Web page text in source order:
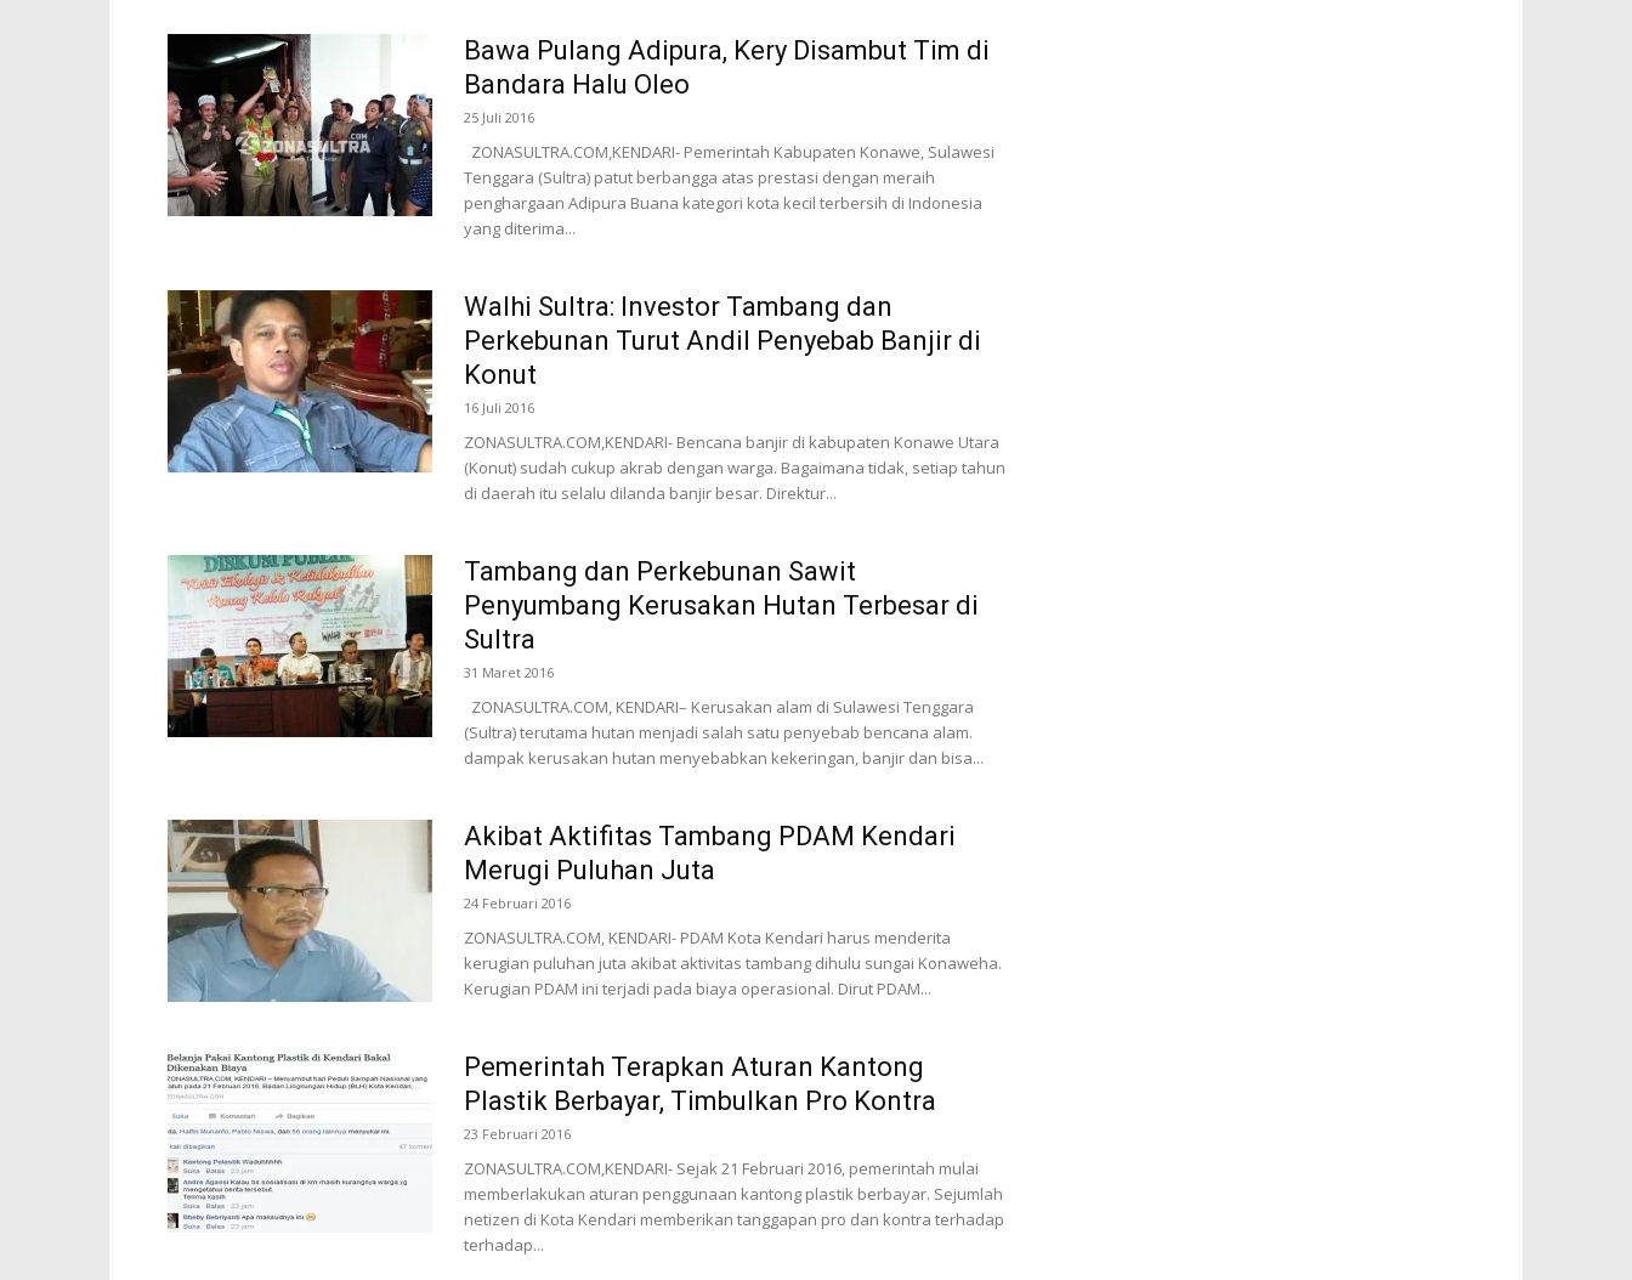
Bawa Pulang Adipura, Kery Disambut Tim di
Bandara Halu Oleo
25 Juli 2016
ZONASULTRA.COM,KENDARI- Pemerintah Kabupaten Konawe, Sulawesi
Tenggara (Sultra) patut berbangga atas prestasi dengan meraih
penghargaan Adipura Buana kategori kota kecil terbersih di Indonesia
yang diterima...
Walhi Sultra: Investor Tambang dan
Perkebunan Turut Andil Penyebab Banjir di
Konut
16 Juli 2016
ZONASULTRA.COM,KENDARI- Bencana banjir di kabupaten Konawe Utara
(Konut) sudah cukup akrab dengan warga. Bagaimana tidak, setiap tahun
di daerah itu selalu dilanda banjir besar. Direktur...
Tambang dan Perkebunan Sawit
Penyumbang Kerusakan Hutan Terbesar di
Sultra
31 Maret 2016
ZONASULTRA.COM, KENDARI– Kerusakan alam di Sulawesi Tenggara
(Sultra) terutama hutan menjadi salah satu penyebab bencana alam.
dampak kerusakan hutan menyebabkan kekeringan, banjir dan bisa...
Akibat Aktifitas Tambang PDAM Kendari
Merugi Puluhan Juta
24 Februari 2016
ZONASULTRA.COM, KENDARI- PDAM Kota Kendari harus menderita
kerugian puluhan juta akibat aktivitas tambang dihulu sungai Konaweha.
Kerugian PDAM ini terjadi pada biaya operasional. Dirut PDAM...
Pemerintah Terapkan Aturan Kantong
Plastik Berbayar, Timbulkan Pro Kontra
23 Februari 2016
ZONASULTRA.COM,KENDARI- Sejak 21 Februari 2016, pemerintah mulai
memberlakukan aturan penggunaan kantong plastik berbayar. Sejumlah
netizen di Kota Kendari memberikan tanggapan pro dan kontra terhadap
terhadap...